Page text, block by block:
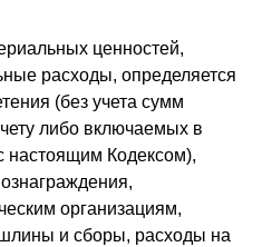
ценностей,
расходы, определяется
(без учета сумм
либо включаемых в
настоящим Кодексом),
организациям,
и сборы, расходы на